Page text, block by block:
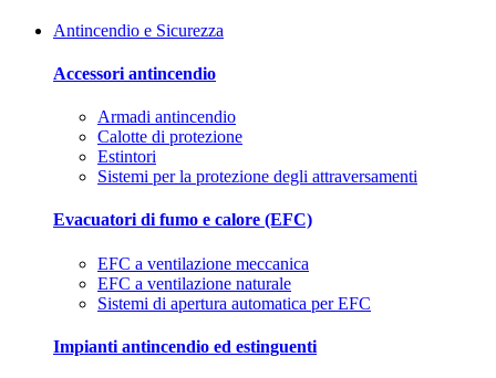
Antincendio e Sicurezza
Accessori antincendio
Armadi antincendio
Calotte di protezione
Estintori
Sistemi per la protezione degli attraversamenti
Evacuatori di fumo e calore (EFC)
EFC a ventilazione meccanica
EFC a ventilazione naturale
Sistemi di apertura automatica per EFC
Impianti antincendio ed estinguenti